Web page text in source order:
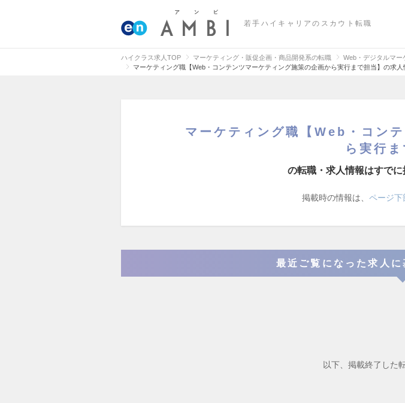
若手ハイキャリアのスカウト転職
ハイクラス求人TOP マーケティング・販促企画・商品開発系の転職
Web・デジタルマー
マーケティング職【Web・コンテンツマーケティング施策の企画から実行まで担当】の求人
マーケティング職【Web・コン
ら実行ま
の転職・求人情報はすでに
掲載時の情報は、 ページ下
最近ご覧になった求人
以下、掲載終了した